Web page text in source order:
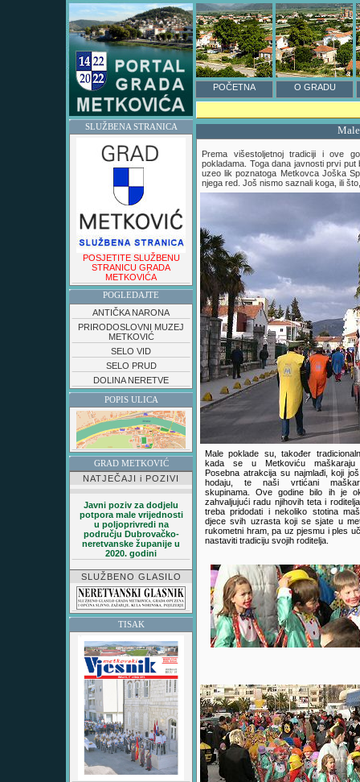
POČETNA O GRADU
SLUŽBENA STRANICA
POSJETITE SLUŽBENU
STRANICU GRADA
METKOVIĆA
POGLEDAJTE
ANTIČKA NARONA
PRIRODOSLOVNI MUZEJ
METKOVIĆ
SELO VID
SELO PRUD
DOLINA NERETVE
POPIS ULICA
GRAD METKOVIĆ
NATJEČAJI i POZIVI
Javni poziv za dodjelu
potpora male vrijednosti
u poljoprivredi na
području Dubrovačko-
neretvanske županije u
2020. godini
SLUŽBENO GLASILO
TISAK
Prema višestoljetnoj tradiciji i ove
pokladama. Toga dana javnosti prvi
uzeo lik poznatoga Metkovca Joška
njega red. Još nismo saznali koga, ili
Male poklade su, također
kada se u Metkoviću maškaraju
Posebna atrakcija su najmlađi, koji
hodaju, te naši vrtićani
skupinama. Ove godine bilo ih je
zahvaljujući radu njihovih teta i
treba pridodati i nekoliko stotina
djece svih uzrasta koji se sjate u
rukometni hram, pa uz pjesmu i ples
nastaviti tradiciju svojih roditelja.